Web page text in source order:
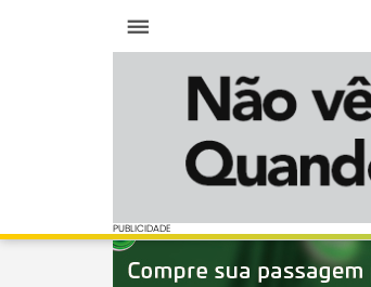
PUBLICIDADE
PUBLICIDADE